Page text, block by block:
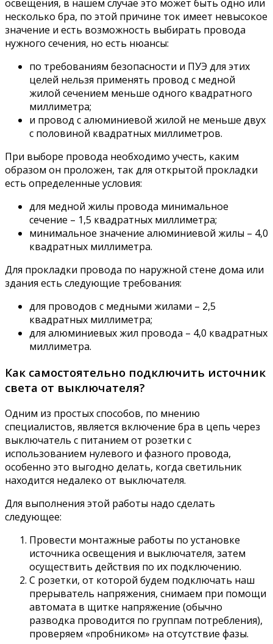
освещения, в нашем случае это может быть одно или
несколько бра, по этой причине ток имеет невысокое
значение и есть возможность выбирать провода
нужного сечения, но есть нюансы:
по требованиям безопасности и ПУЭ для этих
целей нельзя применять провод с медной
жилой сечением меньше одного квадратного
миллиметра;
и провод с алюминиевой жилой не меньше двух
с половиной квадратных миллиметров.
При выборе провода необходимо учесть, каким
образом он проложен, так для открытой прокладки
есть определенные условия:
для медной жилы провода минимальное
сечение – 1,5 квадратных миллиметра;
минимальное значение алюминиевой жилы – 4,0
квадратных миллиметра.
Для прокладки провода по наружной стене дома или
здания есть следующие требования:
для проводов с медными жилами – 2,5
квадратных миллиметра;
для алюминиевых жил провода – 4,0 квадратных
миллиметра.
Как самостоятельно подключить источник
света от выключателя?
Одним из простых способов, по мнению
специалистов, является включение бра в цепь через
выключатель с питанием от розетки с
использованием нулевого и фазного провода,
особенно это выгодно делать, когда светильник
находится недалеко от выключателя.
Для выполнения этой работы надо сделать
следующее:
Провести монтажные работы по установке
источника освещения и выключателя, затем
осуществить действия по их подключению.
С розетки, от которой будем подключать наш
прерыватель напряжения, снимаем при помощи
автомата в щитке напряжение (обычно
разводка проводится по группам потребления),
проверяем «пробником» на отсутствие фазы.